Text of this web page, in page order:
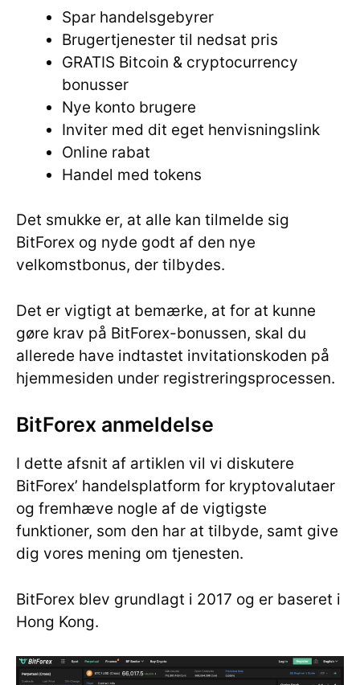
Spar handelsgebyrer
Brugertjenester til nedsat pris
GRATIS Bitcoin & cryptocurrency
bonusser
Nye konto brugere
Inviter med dit eget henvisningslink
Online rabat
Handel med tokens
Det smukke er, at alle kan tilmelde sig
BitForex og nyde godt af den nye
velkomstbonus, der tilbydes.
Det er vigtigt at bemærke, at for at kunne
gøre krav på BitForex-bonussen, skal du
allerede have indtastet invitationskoden på
hjemmesiden under registreringsprocessen.
BitForex anmeldelse
I dette afsnit af artiklen vil vi diskutere
BitForex’ handelsplatform for kryptovalutaer
og fremhæve nogle af de vigtigste
funktioner, som den har at tilbyde, samt give
dig vores mening om tjenesten.
BitForex blev grundlagt i 2017 og er baseret i
Hong Kong.